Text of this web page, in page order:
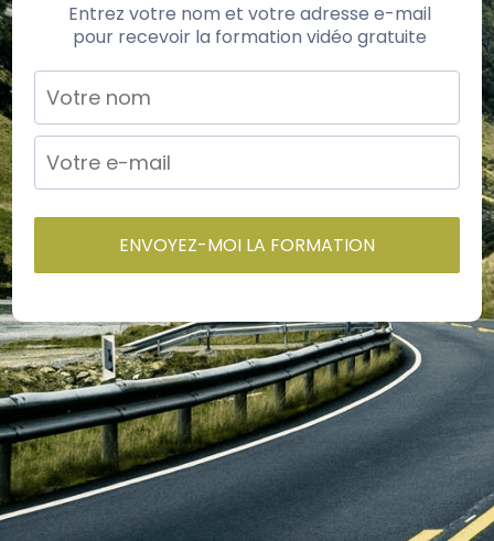
Entrez votre nom et votre adresse e-mail
pour recevoir la formation vidéo gratuite
ENVOYEZ-MOI LA FORMATION